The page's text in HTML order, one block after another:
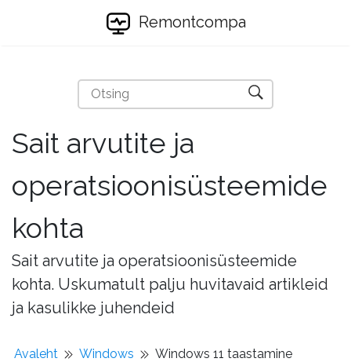
Remontcompa
Sait arvutite ja
operatsioonisüsteemide
kohta
Sait arvutite ja operatsioonisüsteemide
kohta. Uskumatult palju huvitavaid artikleid
ja kasulikke juhendeid
Avaleht Windows Windows 11 taastamine